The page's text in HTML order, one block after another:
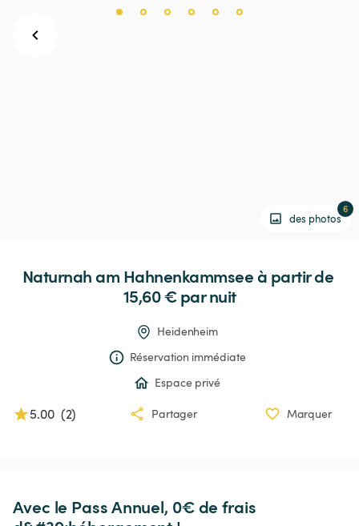
des photos
6
Naturnaham Hahnenkammsee à partir de
15,60 € par nuit
Heidenheim
Réservation immédiate
Espace privé
5.00 (2) Partager Marquer
Avec le Pass Annuel, 0€ de frais